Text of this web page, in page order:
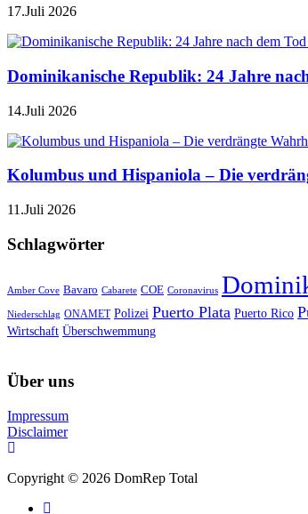
17.Juli 2026
Dominikanische Republik: 24 Jahre
14.Juli 2026
Kolumbus und Hispaniola – Die
11.Juli 2026
Schlagwörter
Amber Cove Bavaro Cabarete COE Coronavirus
Niederschlag ONAMET Polizei Puerto Plata Puerto Rico
Wirtschaft Überschwemmung
Über uns
Impressum
Disclaimer
Copyright © 2026 DomRep Total